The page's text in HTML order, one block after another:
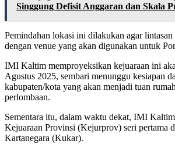
Singgung Defisit Anggaran dan Skala
Pemindahan lokasi ini dilakukan agar lintasan
dengan venue yang akan digunakan untuk
IMI Kaltim memproyeksikan kejuaraan ini
Agustus 2025, sembari menunggu kesiapan
kabupaten/kota yang akan menjadi tuan
perlombaan.
Sementara itu, dalam waktu dekat, IMI
Kejuaraan Provinsi (Kejurprov) seri pertama
Kartanegara (Kukar).